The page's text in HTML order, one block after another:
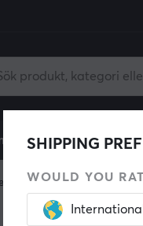
Konsol
SHIPPING
WOULD YOU
International
skates